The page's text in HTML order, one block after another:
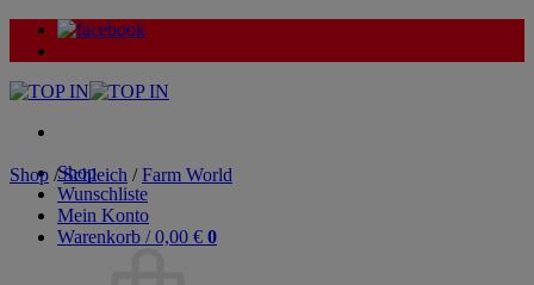
Zum
Inhalt
Shop
Wunschliste
Mein Konto
Warenkorb /0,00 € 0
Shop / Schleich / Farm World